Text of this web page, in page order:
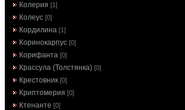
Колерия [1]
Колеус [0]
Кордилина [1]
Коринокарпус [0]
Корифанта [0]
Крассула (Толстянка) [0]
Крестовник [0]
Криптомерия [0]
Ктенанте [0]